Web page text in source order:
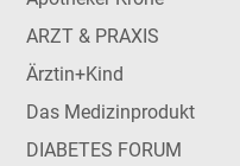
ARZT & PRAXIS
Ärztin+Kind
Das Medizinprodukt
DIABETES FORUM